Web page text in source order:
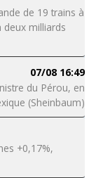
de 19 trains à
deux milliards
07/08 16:49
du Pérou, en
(Sheinbaum)
+0,17%,